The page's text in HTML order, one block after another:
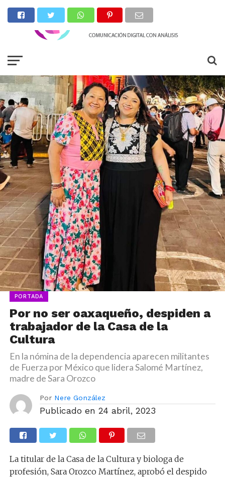
PORTADA
Por no ser oaxaqueño, despiden a
trabajador de la Casa de la
Cultura
En la nómina de la dependencia aparecen militantes
de Fuerza por México que lidera Salomé Martínez,
madre de Sara Orozco
Por Nere González
Publicado en 24 abril, 2023
La titular de la Casa de la Cultura y biologa de
profesión, Sara Orozco Martínez, aprobó el despido